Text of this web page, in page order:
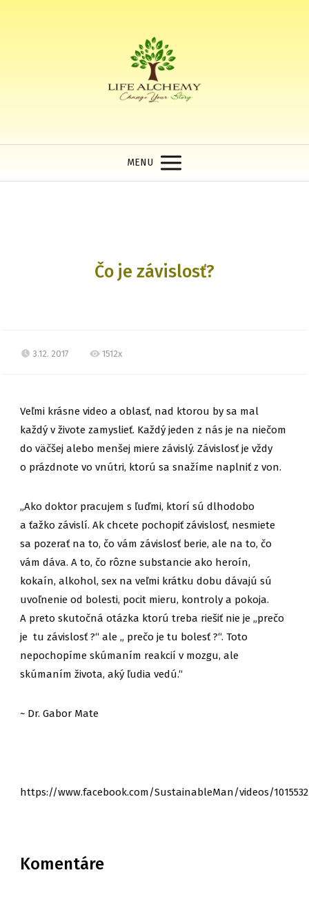
MENU
Čo je závislosť?
3.12. 2017 1512x
Veľmi krásne video a oblasť, nad ktorou by sa mal
každý v živote zamyslieť. Každý jeden z nás je na niečom
do väčšej alebo menšej miere závislý. Závislosť je vždy
o prázdnote vo vnútri, ktorú sa snažíme naplniť z von.
„Ako doktor pracujem s ľuďmi, ktorí sú dlhodobo
a ťažko závislí. Ak chcete pochopiť závislosť, nesmiete
sa pozerať na to, čo vám závislosť berie, ale na to, čo
vám dáva. A to, čo rôzne substancie ako heroín,
kokaín, alkohol, sex na veľmi krátku dobu dávajú sú
uvoľnenie od bolesti, pocit mieru, kontroly a pokoja.
A preto skutočná otázka ktorú treba riešiť nie je „prečo
je tu závislosť ?“ ale „ prečo je tu bolesť ?“. Toto
nepochopíme skúmaním reakcií v mozgu, ale
skúmaním života, aký ľudia vedú.“
~ Dr. Gabor Mate
https://www.facebook.com/SustainableMan/videos/
Komentáre